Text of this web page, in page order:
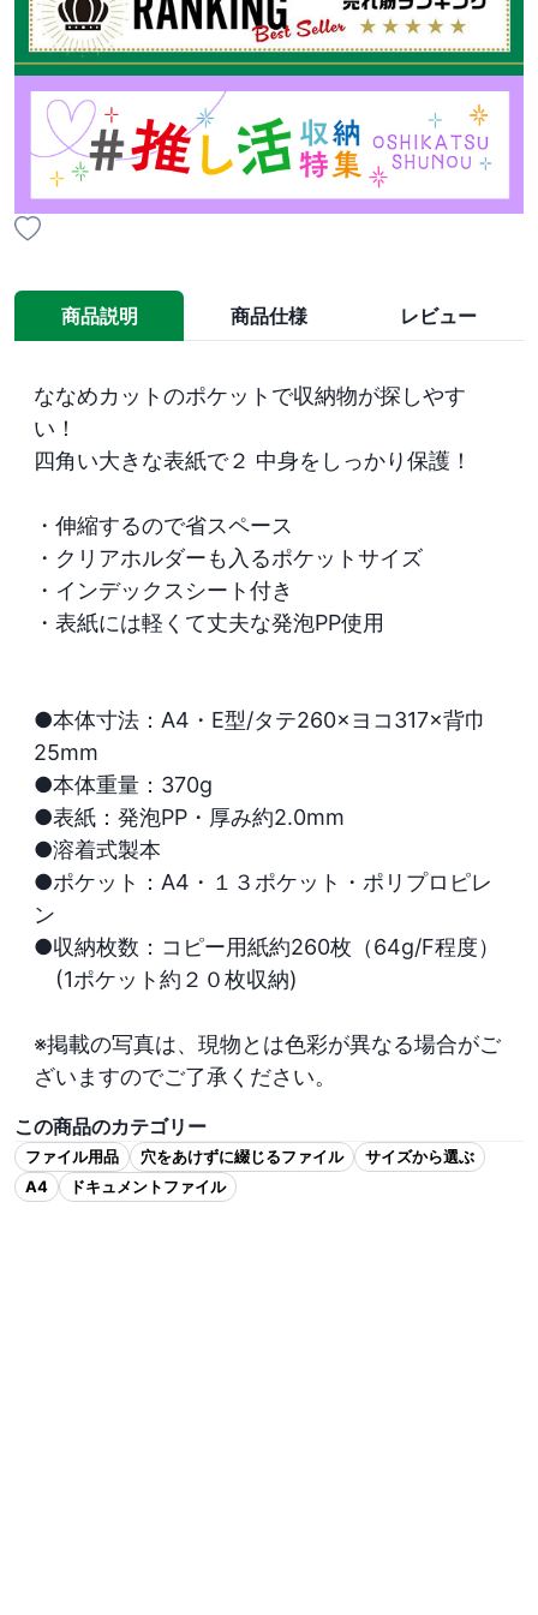
商品説明 商品仕様 レビュー
ななめカットのポケットで収納物が探しやす
い！
四角い大きな表紙で２ 中身をしっかり保護！
・伸縮するので省スペース
・クリアホルダーも入るポケットサイズ
・インデックスシート付き
・表紙には軽くて丈夫な発泡PP使用
●本体寸法：A4・E型/タテ260×ヨコ317×背巾
25mm
●本体重量：370g
●表紙：発泡PP・厚み約2.0mm
●溶着式製本
●ポケット：A4・１３ポケット・ポリプロピレ
ン
●収納枚数：コピー用紙約260枚（64g/F程度）
(1ポケット約２０枚収納)
※掲載の写真は、現物とは色彩が異なる場合がご
ざいますのでご了承ください。
この商品のカテゴリー
ファイル用品 穴をあけずに綴じるファイル
サイズから選ぶ
A4
ドキュメントファイル